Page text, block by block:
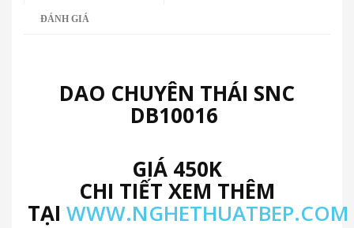
ĐÁNH GIÁ
DAO CHUYÊN THÁI SNC
DB10016
GIÁ 450K
CHI TIẾT XEM THÊM
TẠI WWW.NGHETHUATBEP.COM